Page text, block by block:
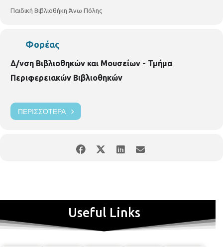
Παιδική Βιβλιοθήκη Άνω Πόλης
Φορέας
Δ/νση Βιβλιοθηκών και Μουσείων - Τμήμα
Περιφερειακών Βιβλιοθηκών
ΠΕΡΙΣΣΌΤΕΡΑ
Useful Links